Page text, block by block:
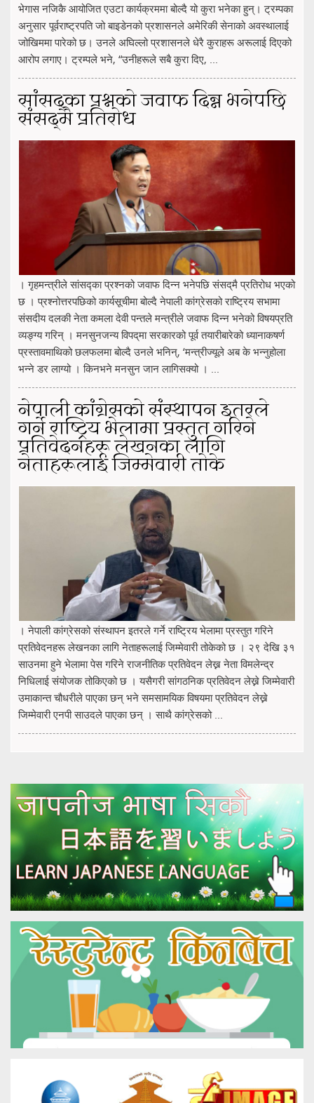
भेगास नजिकै आयोजित एउटा कार्यक्रममा बोल्दै यो कुरा भनेका हुन्। ट्रम्पका
अनुसार पूर्वराष्ट्रपति जो बाइडेनको प्रशासनले अमेरिकी सेनाको अवस्थालाई
जोखिममा पारेको छ। उनले अघिल्लो प्रशासनले धेरै कुराहरू अरूलाई दिएको
आरोप लगाए। ट्रम्पले भने, “उनीहरूले सबै कुरा दिए, ...
सांसद्का प्रश्नको जवाफ दिन्न भनेपछि
संसद्‌मै प्रतिरोध
। गृहमन्त्रीले सांसद्का प्रश्नको जवाफ दिन्न भनेपछि संसद्‌मै प्रतिरोध भएको
छ । प्रश्नोत्तरपछिको कार्यसूचीमा बोल्दै नेपाली कांग्रेसको राष्ट्रिय सभामा
संसदीय दलकी नेता कमला देवी पन्तले मन्त्रीले जवाफ दिन्न भनेको विषयप्रति
व्यङ्ग्य गरिन् । मनसुनजन्य विपद्‌मा सरकारको पूर्व तयारीबारेको ध्यानाकषर्ण
प्रस्तावमाथिको छलफलमा बोल्दै उनले भनिन्, ‘मन्त्रीज्यूले अब के भन्नुहोला
भन्ने डर लाग्यो । किनभने मनसुन जान लागिसक्यो । ...
नेपाली कांग्रेसको संस्थापन इतरले
गर्ने राष्ट्रिय भेलामा प्रस्तुत गरिने
प्रतिवेदनहरू लेखनका लागि
नेताहरूलाई जिम्मेवारी तोके
। नेपाली कांग्रेसको संस्थापन इतरले गर्ने राष्ट्रिय भेलामा प्रस्तुत गरिने
प्रतिवेदनहरू लेखनका लागि नेताहरूलाई जिम्मेवारी तोकेको छ । २९ देखि ३१
साउनमा हुने भेलामा पेस गरिने राजनीतिक प्रतिवेदन लेख्न नेता विमलेन्द्र
निधिलाई संयोजक तोकिएको छ । यसैगरी सांगठनिक प्रतिवेदन लेख्ने जिम्मेवारी
उमाकान्त चौधरीले पाएका छन् भने समसामयिक विषयमा प्रतिवेदन लेख्ने
जिम्मेवारी एनपी साउदले पाएका छन् । साथै कांग्रेसको ...